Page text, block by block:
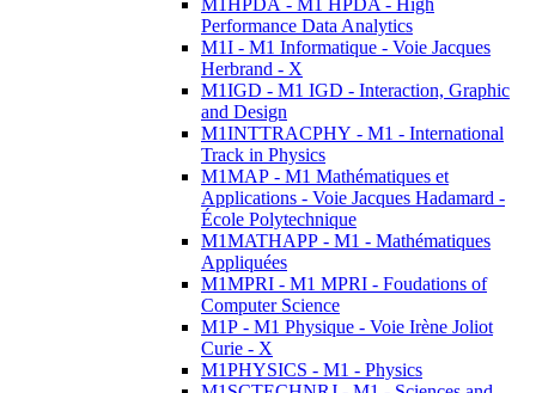
M1HPDA - M1 HPDA - High
Performance Data Analytics
M1I - M1 Informatique - Voie Jacques
Herbrand - X
M1IGD - M1 IGD - Interaction, Graphic
and Design
M1INTTRACPHY - M1 - International
Track in Physics
M1MAP - M1 Mathématiques et
Applications - Voie Jacques Hadamard -
École Polytechnique
M1MATHAPP - M1 - Mathématiques
Appliquées
M1MPRI - M1 MPRI - Foudations of
Computer Science
M1P - M1 Physique - Voie Irène Joliot
Curie - X
M1PHYSICS - M1 - Physics